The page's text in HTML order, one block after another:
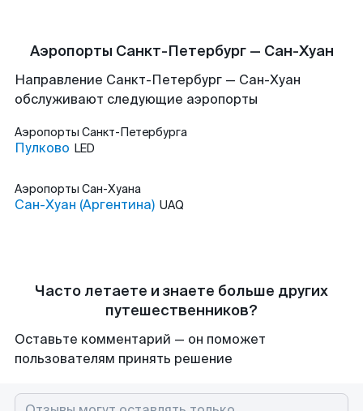
Аэропорты Санкт-Петербург — Сан-Хуан
Направление Санкт-Петербург — Сан-Хуан
обслуживают следующие аэропорты
Аэропорты Санкт-Петербурга
Пулково LED
Аэропорты Сан-Хуана
Сан-Хуан (Аргентина) UAQ
Часто летаете и знаете больше других
путешественников?
Оставьте комментарий — он поможет
пользователям принять решение